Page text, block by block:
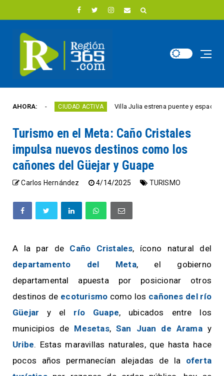
AHORA:CIUDAD ACTIVA Villa Julia estrena puente y espacios
Turismo en el Meta: Caño Cristales
impulsa nuevos destinos como los
cañones del Güejar y Guape
Carlos Hernández 4/14/2025 TURISMO
A la par de Caño Cristales, ícono natural del
departamento del Meta, el gobierno
departamental apuesta por posicionar otros
destinos de ecoturismo como los cañones del río
Güejar y el río Guape, ubicados entre los
municipios de Mesetas, San Juan de Aramay
Uribe. Estas maravillas naturales, que hasta hace
pocos años permanecían alejadas de la oferta